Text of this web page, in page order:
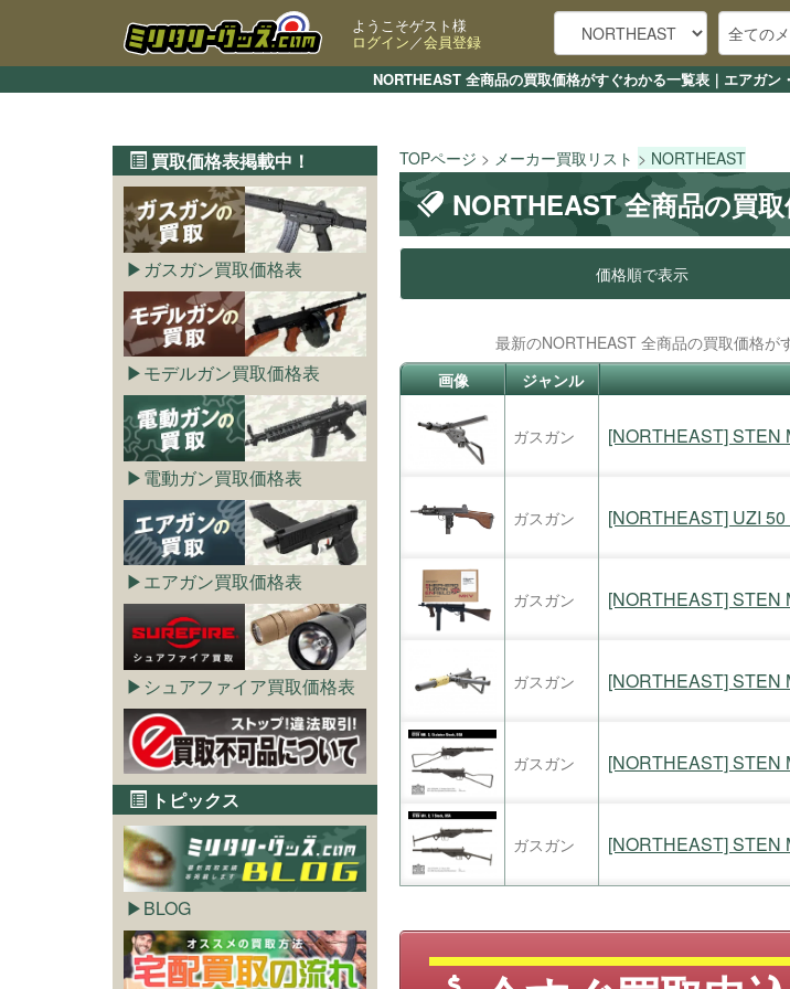
NORTHEAST 全商品の買取価格がすぐわかる一覧表｜エアガ
ようこそゲスト様
ログイン／会員登録
TOPページ メーカー買取リスト NORTHEAST
NORTHEAST 全商品の買
価格順で表示
最新のNORTHEAST 全商品の買取価格
画像
ジャンル
ガスガン [NORTHEAST] STEN
ガスガン [NORTHEAST] UZI
ガスガン [NORTHEAST] STEN
ガスガン [NORTHEAST] STEN
ガスガン [NORTHEAST] STEN
ガスガン [NORTHEAST] STEN
買取価格表掲載中！
ガスガン買取価格表
モデルガン買取価格表
電動ガン買取価格表
エアガン買取価格表
シュアファイア買取価格表
トピックス
BLOG